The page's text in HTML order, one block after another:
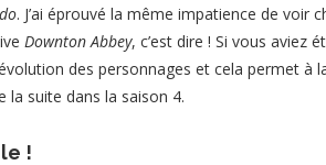
. J’ai éprouvé la même impatience de voir
Downton Abbey, c’est dire ! Si vous aviez
des personnages et cela permet à
la suite dans la saison 4.
!